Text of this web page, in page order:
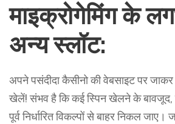
माइक्रोगेमिंग के
अन्य स्लॉट:
अपने पसंदीदा कैसीनो की वेबसाइट पर
खेलें! संभव है कि कई स्पिन खेलने के बावजूद,
पूर्व निर्धारित विकल्पों से बाहर निकल